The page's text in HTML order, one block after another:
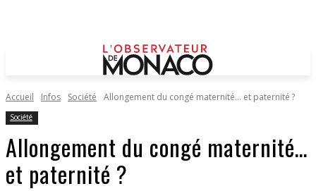
Accueil Infos Société Allongement du congé maternité… et paternité ?
Société
Allongement du congé maternité…
et paternité ?